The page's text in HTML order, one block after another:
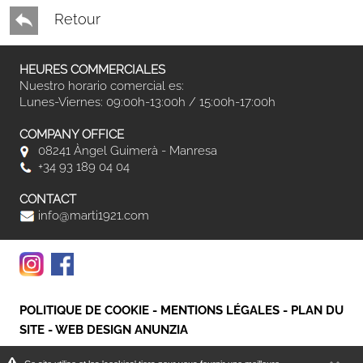
Retour
HEURES COMMERCIALES
Nuestro horario comercial es:
Lunes-Viernes: 09:00h-13:00h / 15:00h-17:00h
COMPANY OFFICE
08241 Àngel Guimerà - Manresa
+34 93 189 04 04
CONTACT
info@marti1921.com
POLITIQUE DE COOKIE - MENTIONS LÉGALES - PLAN DU
SITE -WEB DESIGN ANUNZIA